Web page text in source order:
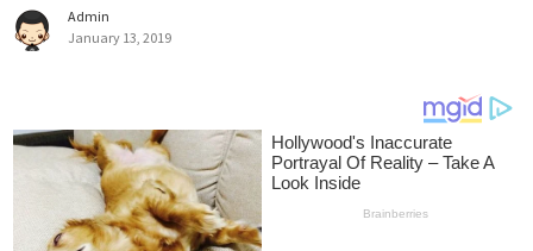
Admin
January 13, 2019